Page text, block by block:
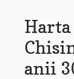
Harta
anii